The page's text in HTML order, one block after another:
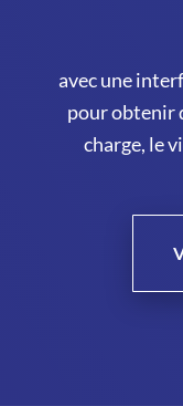
avec une
pour obtenir
charge, le